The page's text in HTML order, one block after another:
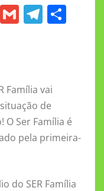
O G T
a
m
Família vai
de
Ser Família é
pela primeira-
do SER Família